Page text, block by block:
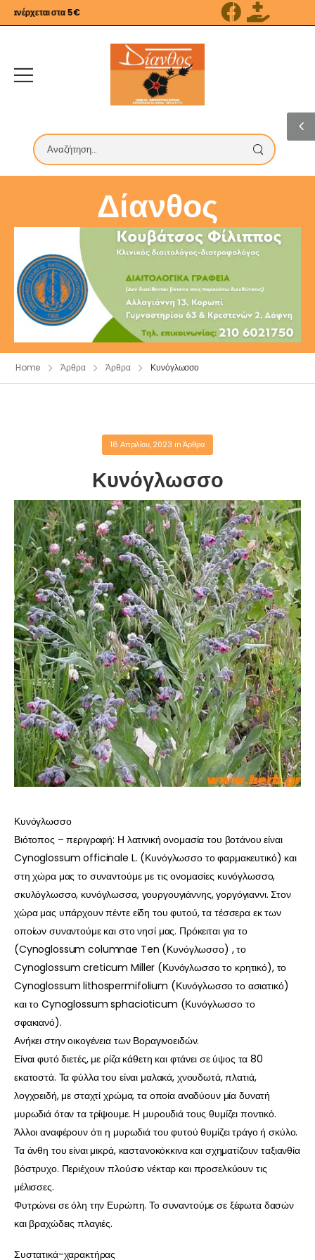
στα 5€
Δίανθος
Home Άρθρα Άρθρα Κυνόγλωσσο
18 Απριλίου, 2023 inΆρθρα
Κυνόγλωσσο
Κυνόγλωσσο
Βιότοπος – περιγραφή: Η λατινική ονομασία του βοτάνου είναι
Cynoglossum officinale L. (Κυνόγλωσσο το φαρμακευτικό) και
στη χώρα μας το συναντούμε με τις ονομασίες κυνόγλωσσο,
σκυλόγλωσσο, κυνόγλωσσα, γουργουγιάννης, γοργόγιαννι. Στον
χώρα μας υπάρχουν πέντε είδη του φυτού, τα τέσσερα εκ των
οποίων συναντούμε και στο νησί μας. Πρόκειται για το
(Cynoglossum columnae Ten (Κυνόγλωσσο) , το
Cynoglossum creticum Miller (Κυνόγλωσσο το κρητικό), το
Cynoglossum lithospermifolium (Κυνόγλωσσο το ασιατικό)
και το Cynoglossum sphacioticum (Κυνόγλωσσο το
σφακιανό).
Ανήκει στην οικογένεια των Βοραγινοειδών.
Είναι φυτό διετές, με ρίζα κάθετη και φτάνει σε ύψος τα 80
εκατοστά. Τα φύλλα του είναι μαλακά, χνουδωτά, πλατιά,
λογχοειδή, με σταχτί χρώμα, τα οποία αναδύουν μία δυνατή
μυρωδιά όταν τα τρίψουμε. Η μυρουδιά τους θυμίζει ποντικό.
Άλλοι αναφέρουν ότι η μυρωδιά του φυτού θυμίζει τράγο ή σκύλο.
Τα άνθη του είναι μικρά, καστανοκόκκινα και σχηματίζουν ταξιανθία
βόστρυχο. Περιέχουν πλούσιο νέκταρ και προσελκύουν τις
μέλισσες.
Φυτρώνει σε όλη την Ευρώπη. Το συναντούμε σε ξέφωτα δασών
και βραχώδεις πλαγιές.
Συστατικά-χαρακτήρας